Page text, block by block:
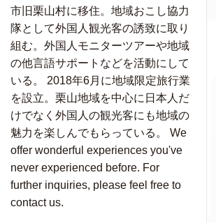
市旧栗山村に移住。地域おこし協力
隊として外国人観光客の誘致に取り
組む。外国人モニターツアーや地域
の他言語サポートなどを活動にして
いる。 2018年6月に地域限定旅行業
を設立。栗山地域を中心に日本人だ
けでなく外国人の観光客にも地域の
魅力を楽しんでもらっている。 We
offer wonderful experiences you've
never experienced before. For
further inquiries, please feel free to
contact us.